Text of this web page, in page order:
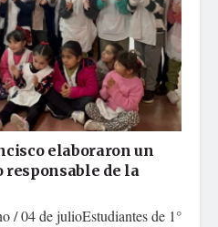
elaboraron un
responsable de la
/ 04 de julioEstudiantes de 1°